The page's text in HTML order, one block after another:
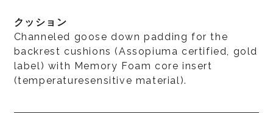
クッション
Channeled goose down padding for the
backrest cushions (Assopiuma certified, gold
label) with Memory Foam core insert
(temperaturesensitive material).